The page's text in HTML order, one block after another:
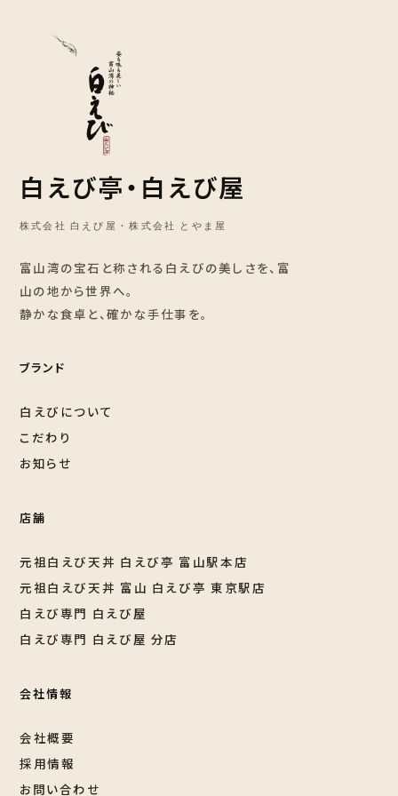
白えび亭・白えび屋
株式会社 白えび屋 · 株式会社 とやま屋
富山湾の宝石と称される白えびの美しさを、富
山の地から世界へ。
静かな食卓と、確かな手仕事を。
ブランド
白えびについて
こだわり
お知らせ
店舗
元祖白えび天丼 白えび亭 富山駅本店
元祖白えび天丼 富山 白えび亭 東京駅店
白えび専門 白えび屋
白えび専門 白えび屋 分店
会社情報
会社概要
採用情報
お問い合わせ